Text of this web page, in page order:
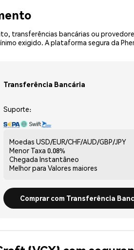
transferências bancárias ou
exigido. A plataforma segura da
Transferência Bancária
Suporte:
Moedas USD/EUR/CHF/AUD/GBP/JPY
Menor Taxa 0.08%
Chegada Instantâneo
Melhor para Valores maiores
Comprar com Transferência